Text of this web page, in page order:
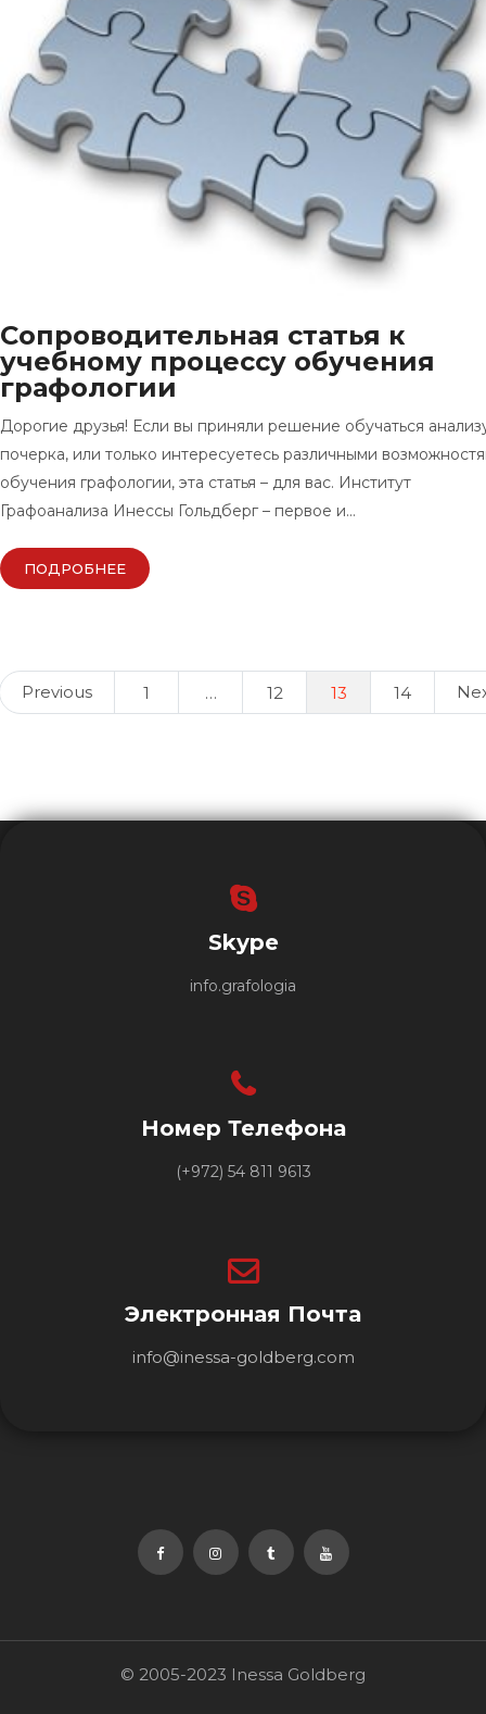
Сопроводительная статья к
учебному процессу обучения
графологии
Дорогие друзья! Если вы приняли решение обучаться
почерка, или только интересуетесь различными
обучения графологии, эта статья – для вас. Институт
Графоанализа Инессы Гольдберг – первое и…
ПОДРОБНЕЕ
Posts
Previous 1 … 12 13 14
Skype
info.grafologia
Номер Телефона
(+972) 54 811 9613
Электронная Почта
info@inessa-goldberg.com
© 2005-2023 Inessa Goldberg